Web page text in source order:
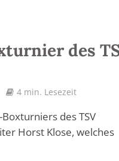
des
4 min. Lesezeit
des TSV
Horst Klose, welches